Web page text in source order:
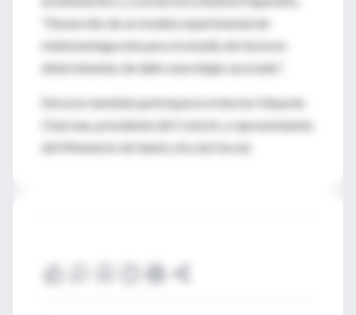
"Desarrollo de un modelo experimental de
mielomeningocele para el estudio de factores
determinantes de daño neurológio asociado".
Del acto también participaron el doctor Eduardo
Charreau, presidente del Conicet, y representantes
del Ministerio de Salud y Acción Social.